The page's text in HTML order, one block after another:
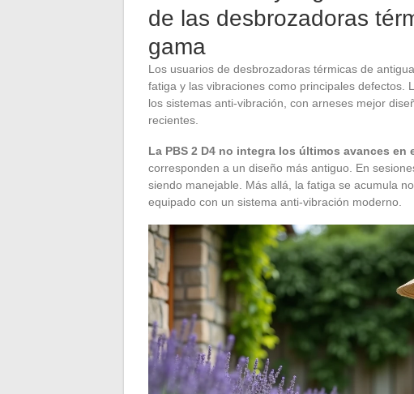
de las desbrozadoras
gama
Los usuarios de desbrozadoras térmicas de
fatiga y las vibraciones como principales defectos.
los sistemas anti-vibración, con arneses mejor
recientes.
La PBS 2 D4 no integra los últimos avances en
corresponden a un diseño más antiguo. En
siendo manejable. Más allá, la fatiga se acumula
equipado con un sistema anti-vibración moderno.